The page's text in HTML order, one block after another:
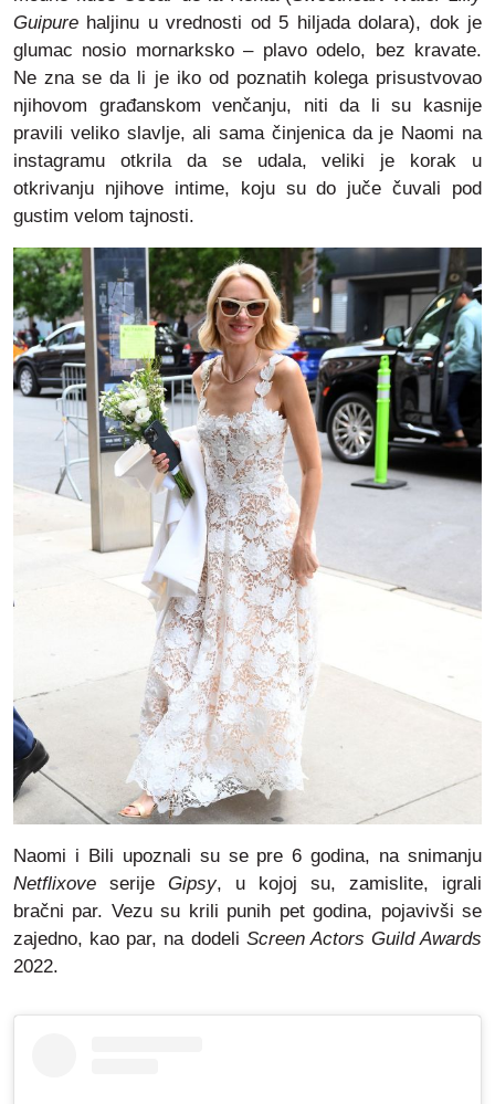
Guipure haljinu u vrednosti od 5 hiljada dolara), dok je
glumac nosio mornarksko – plavo odelo, bez kravate.
Ne zna se da li je iko od poznatih kolega prisustvovao
njihovom građanskom venčanju, niti da li su kasnije
pravili veliko slavlje, ali sama činjenica da je Naomi na
instagramu otkrila da se udala, veliki je korak u
otkrivanju njihove intime, koju su do juče čuvali pod
gustim velom tajnosti.
Naomi i Bili upoznali su se pre 6 godina, na snimanju
Netflixove serije Gipsy, u kojoj su, zamislite, igrali
bračni par. Vezu su krili punih pet godina, pojavivši se
zajedno, kao par, na dodeli Screen Actors Guild Awards
2022.